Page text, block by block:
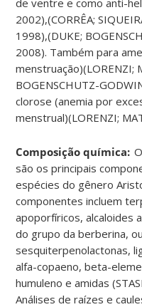
2002),(CORRÊA;
1998),(DUKE;
2008). Também para
menstruação)(LORENZI;
BOGENSCHUTZ-
clorose (anemia por
menstrual)(LORENZI;
Composição química:
são os principais
espécies do gênero
componentes incluem
apoporfíricos, alcaloides
do grupo da berberina,
sesquiterpenolactonas,
alfa-copaeno, beta-
humuleno e amidas
Análises de raízes e